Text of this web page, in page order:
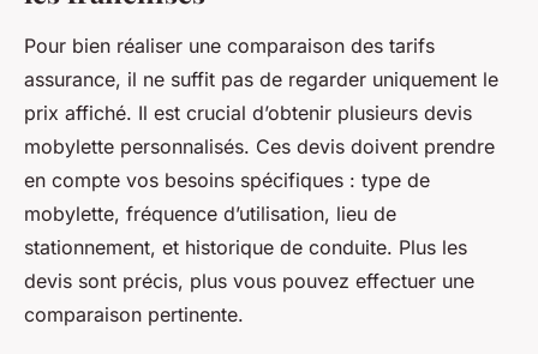
Pour bien réaliser une comparaison des tarifs
assurance, il ne suffit pas de regarder uniquement le
prix affiché. Il est crucial d’obtenir plusieurs devis
mobylette personnalisés. Ces devis doivent prendre
en compte vos besoins spécifiques : type de
mobylette, fréquence d’utilisation, lieu de
stationnement, et historique de conduite. Plus les
devis sont précis, plus vous pouvez effectuer une
comparaison pertinente.